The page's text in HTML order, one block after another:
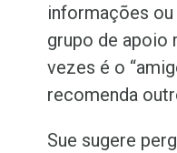
informações
grupo de apoio
vezes é o
recomenda
Sue sugere